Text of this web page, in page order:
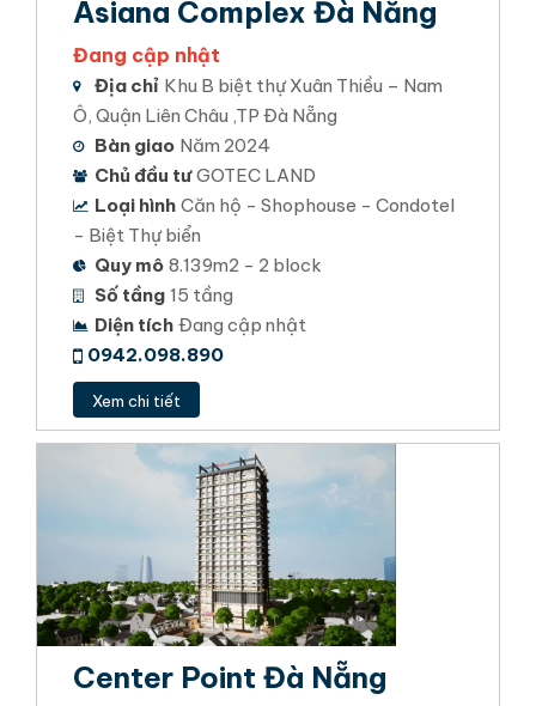
Asiana Complex Đà Nẵng
Đang cập nhật
Địa chỉ Khu B biệt thự Xuân Thiều – Nam
Ô, Quận Liên Châu ,TP Đà Nẵng
Bàn giao Năm 2024
Chủ đầu tư GOTEC LAND
Loại hình Căn hộ - Shophouse - Condotel
- Biệt Thự biển
Quy mô 8.139m2 - 2 block
Số tầng 15 tầng
Diện tích Đang cập nhật
0942.098.890
Xem chi tiết
Center Point Đà Nẵng